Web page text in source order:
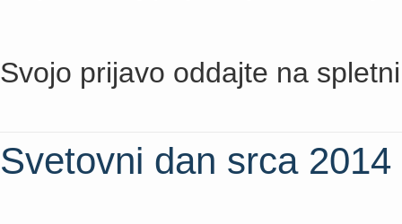
Svojo prijavo oddajte na
Svetovni dan srca 2014